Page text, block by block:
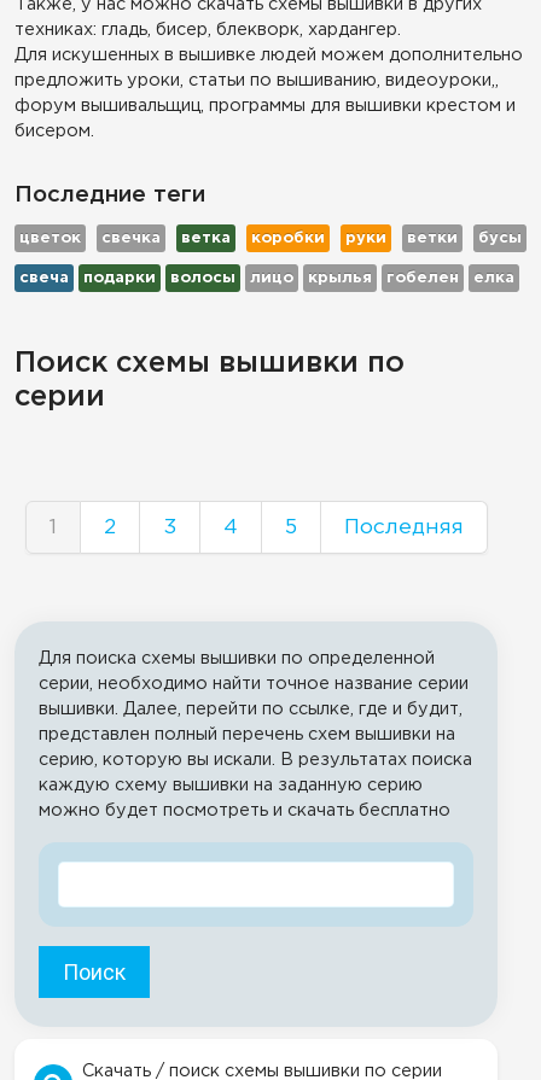
Также, у нас можно скачать схемы вышивки в других
техниках: гладь, бисер, блекворк, хардангер.
Для искушенных в вышивке людей можем дополнительно
предложить уроки, статьи по вышиванию, видеоуроки,,
форум вышивальщиц, программы для вышивки крестом и
бисером.
Последние теги
цветок свечка ветка коробки руки ветки бусы
свеча подарки волосы лицо крылья гобелен елка
Поиск схемы вышивки по
серии
1 2 3 4 5 Последняя
Для поиска схемы вышивки по определенной
серии, необходимо найти точное название серии
вышивки. Далее, перейти по ссылке, где и будит,
представлен полный перечень схем вышивки на
серию, которую вы искали. В результатах поиска
каждую схему вышивки на заданную серию
можно будет посмотреть и скачать бесплатно
Поиск
Скачать / поиск схемы вышивки по серии